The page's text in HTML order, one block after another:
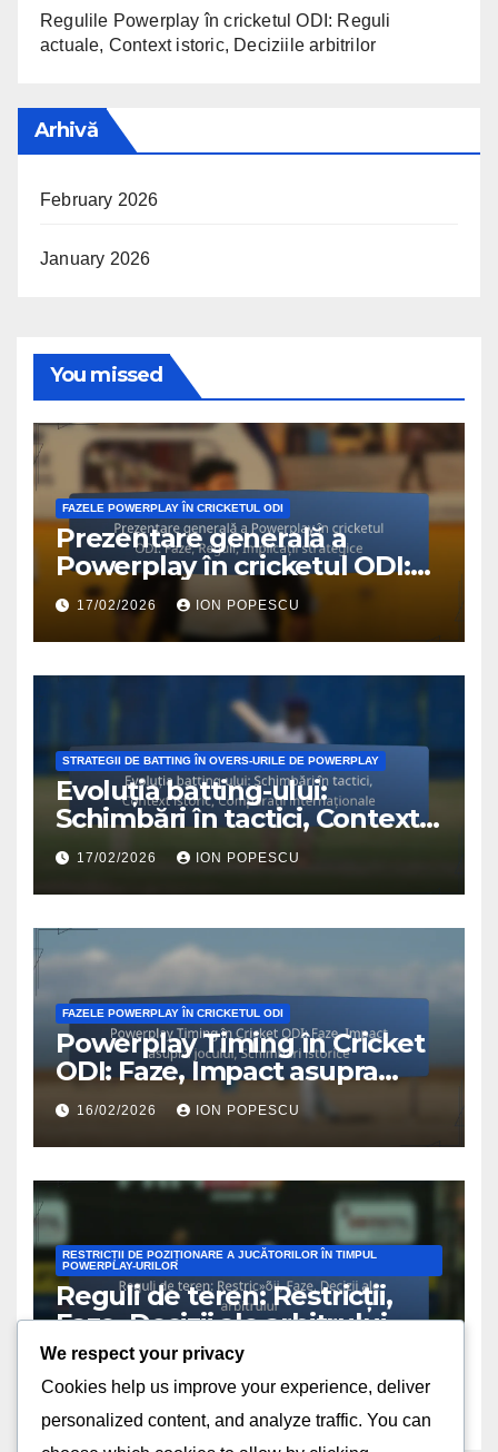
Regulile Powerplay în cricketul ODI: Reguli
actuale, Context istoric, Deciziile arbitrilor
Arhivă
February 2026
January 2026
You missed
FAZELE POWERPLAY ÎN CRICKETUL ODI
Prezentare generală a
Powerplay în cricketul ODI:
Faze, Reguli, Implicații
strategice
17/02/2026 ION POPESCU
STRATEGII DE BATTING ÎN OVERS-URILE DE POWERPLAY
Evoluția batting-ului:
Schimbări în tactici, Context
istoric, Comparații
internaționale
17/02/2026 ION POPESCU
FAZELE POWERPLAY ÎN CRICKETUL ODI
Powerplay Timing în Cricket
ODI: Faze, Impact asupra
jocului, Schimbări istorice
16/02/2026 ION POPESCU
RESTRICȚII DE POZIȚIONARE A JUCĂTORILOR ÎN TIMPUL
POWERPLAY-URILOR
Reguli de teren: Restricții,
Faze, Decizii ale arbitrului
13/02/2026 ION POPESCU
We respect your privacy
Cookies help us improve your experience, deliver
personalized content, and analyze traffic. You can